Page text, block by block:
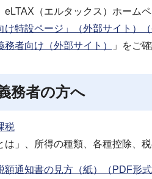
eLTAX（エルタックス）ホームペ
け特設ページ」（外部サイト）（
務者向け（外部サイト）
」をご
務者の方へ
税
は」、所得の種類、各種控除、
額通知書の見方（紙）（PDF形式